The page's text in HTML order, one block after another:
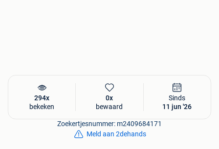
294x
bekeken
0x
bewaard
Sinds
11 jun '26
Zoekertjesnummer: m2409684171
Meld aan 2dehands